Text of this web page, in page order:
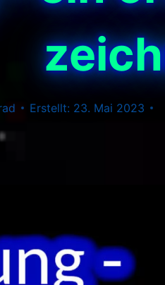
23. Mai 2023